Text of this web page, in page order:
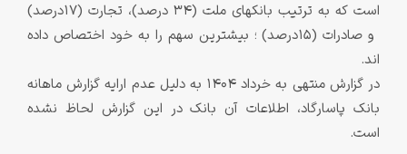
است که به ترتیب بانک‏های ملت (34 درصد)، تجارت (17درصد)
و صادرات (15درصد) ؛ بیشترین سهم را به خود اختصاص داده
‏اند.
در گزارش منتهی به خرداد 1404 به دلیل عدم ارایه گزارش ماهانه
بانک پاسارگاد، اطلاعات آن بانک در این گزارش لحاظ نشده
است.